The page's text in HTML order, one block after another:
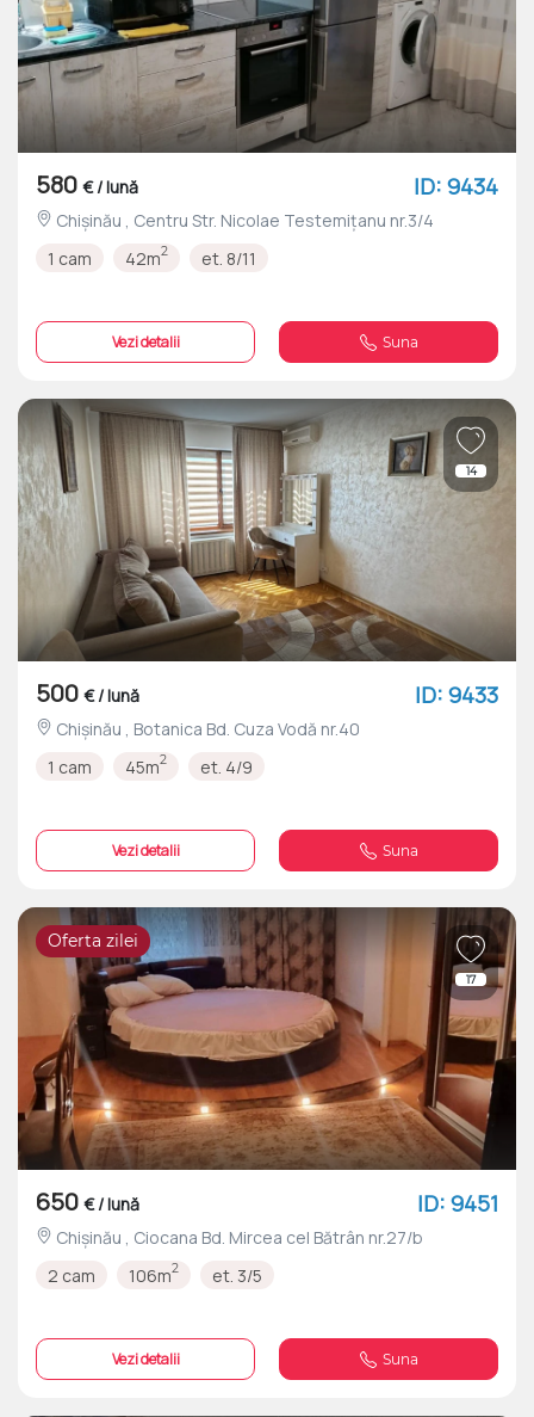
580 € / lună ID: 9434
Chișinău , Centru Str. Nicolae Testemițanu nr.3/4
1 cam
42m2 et. 8/11
Vezi detalii Suna
14
500 € / lună ID: 9433
Chișinău , Botanica Bd. Cuza Vodă nr.40
1 cam
45m2 et. 4/9
Vezi detalii Suna
17
Oferta zilei
650 € / lună ID: 9451
Chișinău , Ciocana Bd. Mircea cel Bătrân nr.27/b
2 cam
106m2 et. 3/5
Vezi detalii Suna